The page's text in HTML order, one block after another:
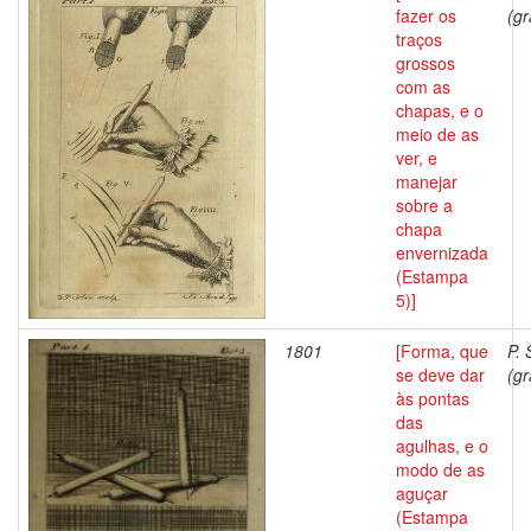
fazer os
traços
grossos
com as
chapas, e o
meio de as
ver, e
manejar
sobre a
chapa
envernizada
(Estampa
5)]
1801
[Forma, que
se deve dar
às pontas
das
agulhas, e o
modo de as
aguçar
(Estampa
P.